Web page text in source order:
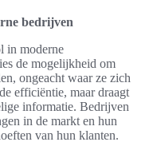
bedrijven
in moderne
de mogelijkheid om
ongeacht waar ze zich
efficiëntie, maar draagt
informatie. Bedrijven
in de markt en hun
van hun klanten.